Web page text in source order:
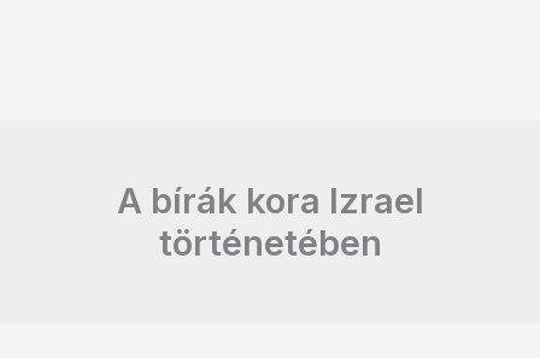
A bírák kora Izrael
történetében